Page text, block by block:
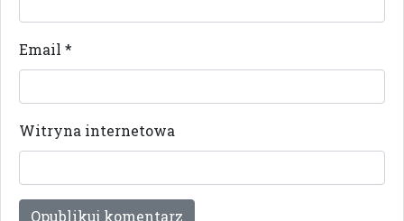
Email *
Witryna internetowa